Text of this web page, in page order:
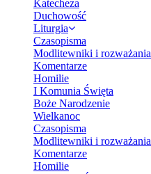
Katecheza
Duchowość
Liturgia
Czasopisma
Modlitewniki i rozważania
Komentarze
Homilie
I Komunia Święta
Boże Narodzenie
Wielkanoc
Czasopisma
Modlitewniki i rozważania
Komentarze
Homilie